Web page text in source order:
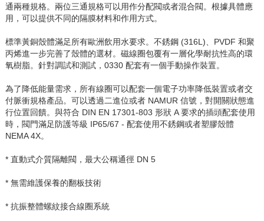
通兩種規格。兩位三通規格可以用作分配閥或者混合閥。根據具體應
用，可以提供不同的隔膜材料和作用方式。
標準黃銅殼體滿足所有歐洲飲用水要求。不銹鋼(316L) PVDF 和聚
丙烯進一步完善了殼體的選材。磁線圈包覆有一層化學耐抗性高的環
氧樹脂。針對調試和測試， 0330 配套有一個手動操作裝置。
為了降低能量需求，所有線圈可以配套一個電子功率降低裝置或者交
付脈衝規格產品。可以透過二進位或者NAMUR 信號，對開關狀態進
行位置回饋。與符合 DIN EN 17301-803 形狀A要求的插頭配套使用
時，閥門滿足防護等級 IP65/67 - 配套使用不銹鋼或者塑膠殼體
NEMA 4X。
* 直動式介質隔離閥，最大公稱通徑 DN 5
* 無需維護保養的翻板技術
* 抗振整體螺紋接合線圈系統